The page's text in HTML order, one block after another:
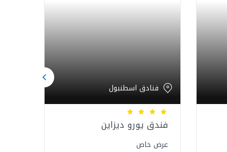
فنادق اسطنبول
فندق يورو ديزاين
عرض خاص